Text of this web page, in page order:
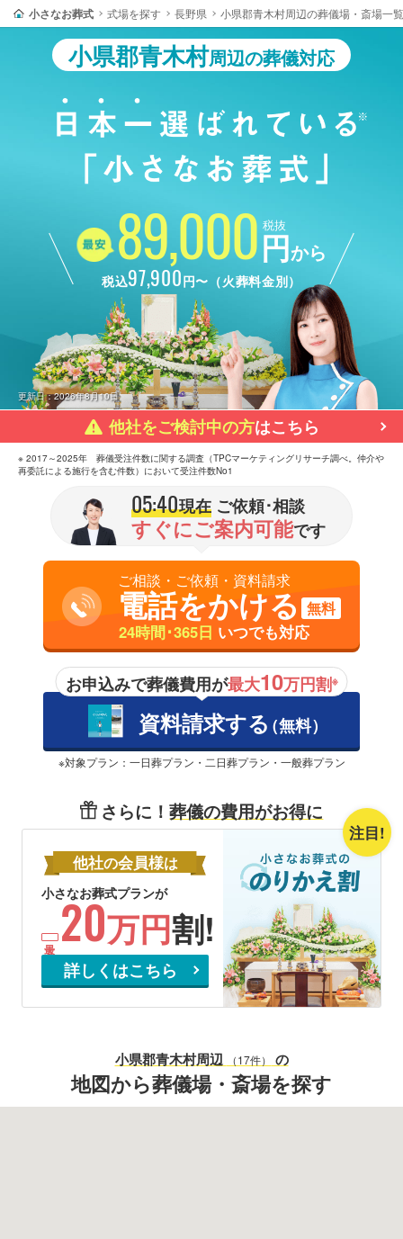
小さなお葬式 式場を探す 長野県 小県郡青木村周辺の葬儀場・斎場一覧
小県郡青木村周辺の葬儀対応
89,000 税抜
円から
税込97,900円〜（火葬料金別）
更新日：2026年8月10日
他社をご検討中の方はこちら
※ 2017～2025年 葬儀受注件数に関する調査（TPCマーケティングリサーチ調べ。仲介や
再委託による施行を含む件数）において受注件数No1
05:40現在ご依頼･相談
すぐにご案内可能です
ご相談・ご依頼・資料請求
電話をかける 無料
24時間･365日 いつでも対応
お申込みで葬儀費用が最大10万円割※
資料請求する（無料）
※対象プラン：一日葬プラン・二日葬プラン・一般葬プラン
さらに！葬儀の費用がお得に
注目!
他社の会員様は
小さなお葬式プランが
20万円割!
詳しくはこちら
小県郡青木村周辺 （17件） の
地図から葬儀場・斎場を探す